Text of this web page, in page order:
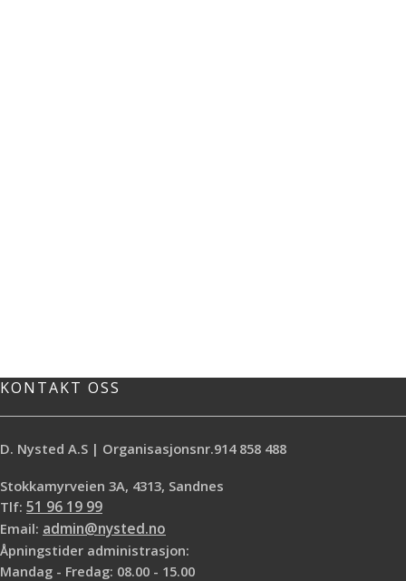
KONTAKT OSS
D. Nysted A.S | Organisasjonsnr.914 858 488
Stokkamyrveien 3A, 4313, Sandnes
Tlf: 51 96 19 99
Email: admin@nysted.no
Åpningstider administrasjon:
Mandag - Fredag: 08.00 - 15.00